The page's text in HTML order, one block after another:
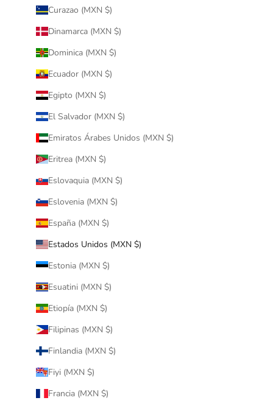
Curazao (MXN $)
Dinamarca (MXN $)
Dominica (MXN $)
Ecuador (MXN $)
Egipto (MXN $)
El Salvador (MXN $)
Emiratos Árabes Unidos (MXN $)
Eritrea (MXN $)
Eslovaquia (MXN $)
Eslovenia (MXN $)
España (MXN $)
Estados Unidos (MXN $)
Estonia (MXN $)
Esuatini (MXN $)
Etiopía (MXN $)
Filipinas (MXN $)
Finlandia (MXN $)
Fiyi (MXN $)
Francia (MXN $)